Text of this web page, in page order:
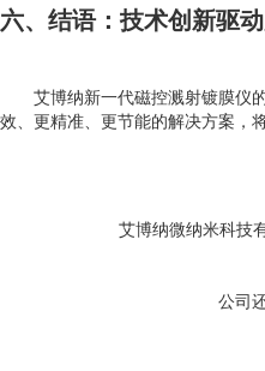
六、结语：技术创新驱
艾博纳新一代磁控溅射镀膜仪
效、更精准、更节能的解决方案，
艾博纳微纳米科技
公司